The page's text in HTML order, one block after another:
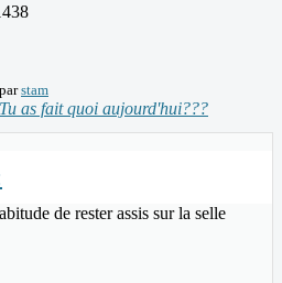
parstam
Tu as fait quoi aujourd'hui???
de rester assis sur la selle